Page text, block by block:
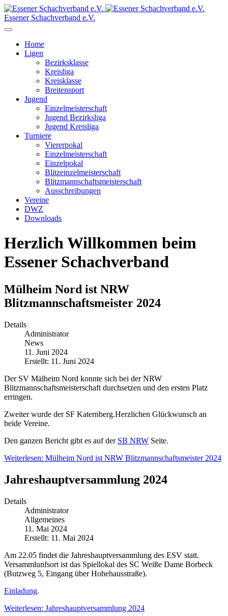
Essener Schachverband e.V.
Home
Ligen
Bezirksklasse
Kreisliga
Kreisklasse
Breitensport
Jugend
Einzelmeisterschaft
Jugend Bezirksliga
Jugend Kreisliga
Turniere
Viererpokal
Einzelmeisterschaft
Einzelpokal
Blitzeinzelmeisterschaft
Blitzmannschaftsmeisterschaft
Ausschreibungen
Vereine
DWZ
Downloads
Herzlich Willkommen beim
Essener Schachverband
Mülheim Nord ist NRW
Blitzmannschaftsmeister 2024
Details
Administrator
News
11. Juni 2024
Erstellt: 11. Juni 2024
Der SV Mälheim Nord konnte sich bei der NRW
Blitzmannschaftsmeisterschaft durchsetzen und den ersten Platz
erringen.
Zweiter wurde der SF Katernberg.Herzlichen Glückwunsch an
beide Vereine.
Den ganzen Bericht gibt es auf der SB NRW Seite.
Weiterlesen: Mülheim Nord ist NRW Blitzmannschaftsmeister 2024
Jahreshauptversammlung 2024
Details
Administrator
Allgemeines
11. Mai 2024
Erstellt: 11. Mai 2024
Am 22.05 findet die Jahreshauptversammlung des ESV statt.
Versammlunfsort ist das Spiellokal des SC Weiße Dame Borbeck
(Butzweg 5, Eingang über Hohehausstraße).
Einladung.
Weiterlesen: Jahreshauptversammlung 2024